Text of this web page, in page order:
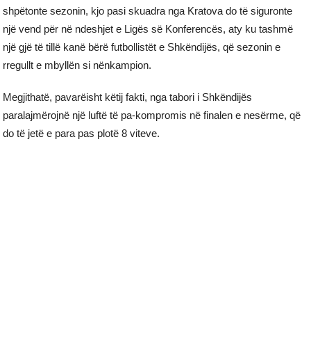
shpëtonte sezonin, kjo pasi skuadra nga Kratova do të siguronte
një vend për në ndeshjet e Ligës së Konferencës, aty ku tashmë
një gjë të tillë kanë bërë futbollistët e Shkëndijës, që sezonin e
rregullt e mbyllën si nënkampion.
Megjithatë, pavarëisht këtij fakti, nga tabori i Shkëndijës
paralajmërojnë një luftë të pa-kompromis në finalen e nesërme, që
do të jetë e para pas plotë 8 viteve.